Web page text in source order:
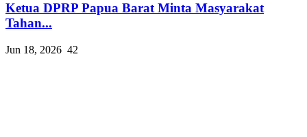
Ketua DPRP Papua Barat Minta Masyarakat
Tahan...
Jun 18, 2026 42